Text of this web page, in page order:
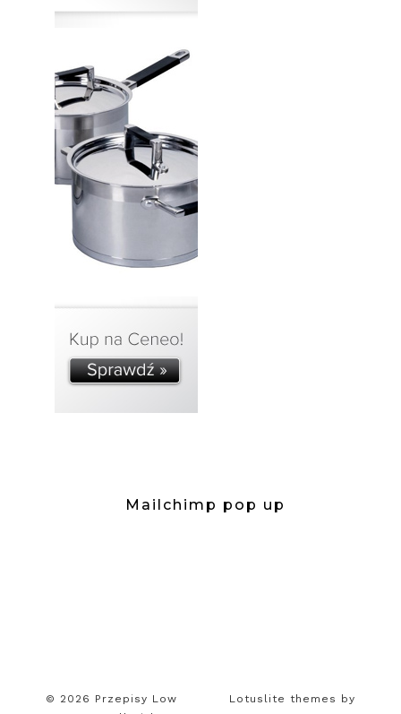
Mailchimp pop up
© 2026 Przepisy Low
Lotuslite themes by